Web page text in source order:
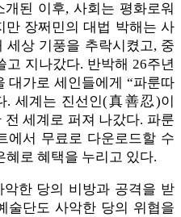
된 이후, 사회는 평화로워
만 장쩌민의 대법 박해는 사
세상 기풍을 추락시켰고, 중
지나갔다. 반박해 26주년
대가로 세인들에게 “파룬따
. 세계는 진선인(真善忍)이
세계로 퍼져 나갔다. 파룬
에서 무료로 다운로드할 수
혜로 혜택을 누리고 있다.
한 당의 비방과 공격을 받
술단도 사악한 당의 위협을